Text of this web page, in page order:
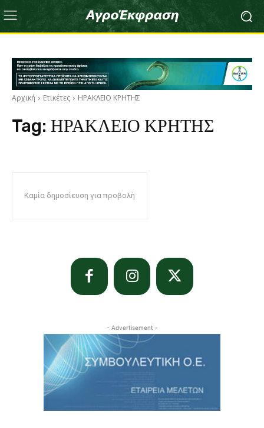
Αρχική Ετικέτες ΗΡΑΚΛΕΙΟ ΚΡΗΤΗΣ
Tag: ΗΡΑΚΛΕΙΟ ΚΡΗΤΗΣ
Καμία δημοσίευση για προβολή
- Advertisement -